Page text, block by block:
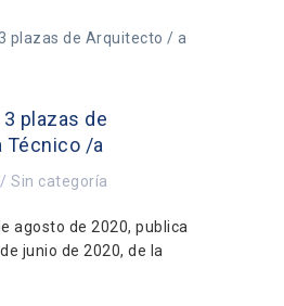
plazas de
Técnico /a
/ Sin categoría
agosto de 2020, publica
junio de 2020, de la